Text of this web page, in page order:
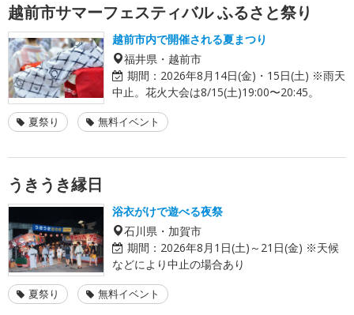
越前市サマーフェスティバル ふるさと祭り
越前市内で開催される夏まつり
福井県・越前市
期間： 2026年8月14日(金)・15日(土) ※雨天
中止。花火大会は8/15(土)19:00〜20:45。
夏祭り 無料イベント
うきうき縁日
浴衣がけで遊べる夜祭
石川県・加賀市
期間： 2026年8月1日(土)～21日(金) ※天候
などにより中止の場合あり
夏祭り 無料イベント